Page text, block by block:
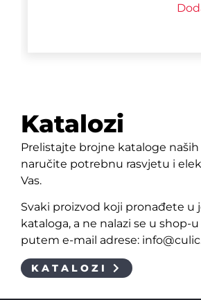
Katalozi
Prelistajte brojne kataloge naših
naručite potrebnu rasvjetu i
Vas.
Svaki proizvod koji pronađete u
kataloga, a ne nalazi se u shop-
putem e-mail adrese:
KATALOZI